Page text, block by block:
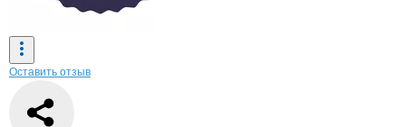
Оставить отзыв